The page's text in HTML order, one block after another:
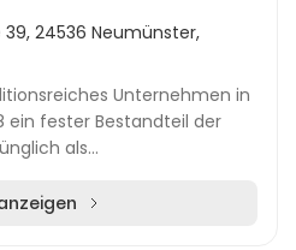
24536 Neumünster,
Unternehmen in
ein fester Bestandteil der
als